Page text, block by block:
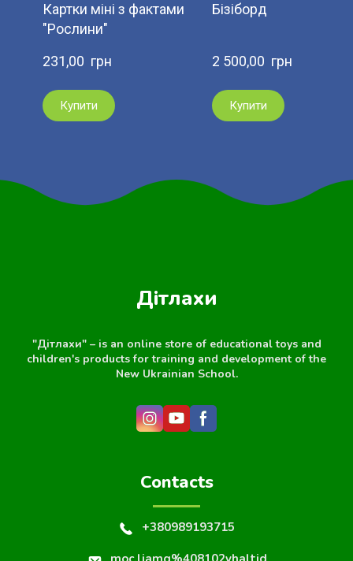
Картки міні з фактами
"Рослини"
231,00  грн
Купити
Бізіборд
2 500,00  грн
Купити
Дітлахи
"Дітлахи" – is an online store of educational toys and
children's products for training and development of the
New Ukrainian School.
Contacts
+380989193715